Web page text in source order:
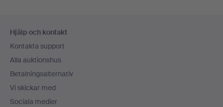
Hjälp och kontakt
Kontakta support
Alla auktionshus
Betalningsalternativ
Vi skickar med
Sociala medier